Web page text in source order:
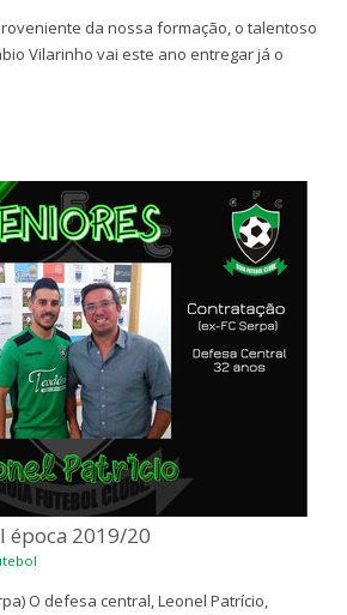
da nossa formação, o talentoso
Vilarinho vai este ano entregar já o
época 2019/20
O defesa central, Leonel Patrício,